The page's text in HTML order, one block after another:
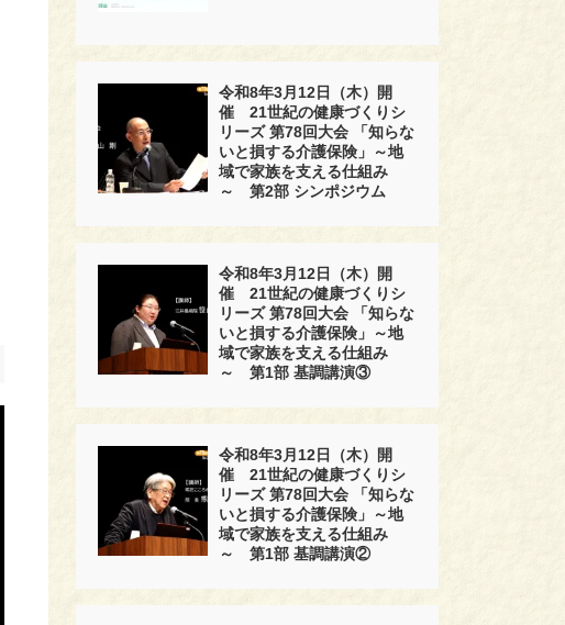
令和8年3月12日（木）開
催 21世紀の健康づくりシ
リーズ 第78回大会 「知らな
いと損する介護保険」～地
域で家族を支える仕組み
～ 第2部 シンポジウム
令和8年3月12日（木）開
催 21世紀の健康づくりシ
リーズ 第78回大会 「知らな
いと損する介護保険」～地
域で家族を支える仕組み
～ 第1部 基調講演③
令和8年3月12日（木）開
催 21世紀の健康づくりシ
リーズ 第78回大会 「知らな
いと損する介護保険」～地
域で家族を支える仕組み
～ 第1部 基調講演②